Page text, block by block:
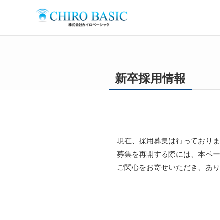
新卒採用情報
現在、採用募集は行っておりま
募集を再開する際には、本ペ
ご関心をお寄せいただき、あ